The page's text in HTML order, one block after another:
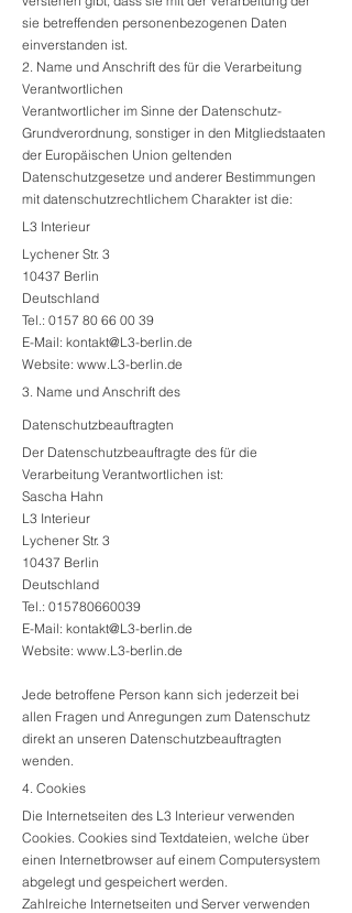
sie betreffenden personenbezogenen Daten
einverstanden ist.
2. Name und Anschrift des für die Verarbeitung
Verantwortlichen
Verantwortlicher im Sinne der Datenschutz-
Grundverordnung, sonstiger in den Mitgliedstaaten
der Europäischen Union geltenden
Datenschutzgesetze und anderer Bestimmungen
mit datenschutzrechtlichem Charakter ist die:
L3 Interieur
Lychener Str. 3
10437 Berlin
Deutschland
Tel.: 0157 80 66 00 39
E-Mail: kontakt@L3-berlin.de
Website: www.L3-berlin.de
3. Name und Anschrift des
Datenschutzbeauftragten
Der Datenschutzbeauftragte des für die
Verarbeitung Verantwortlichen ist:
Sascha Hahn
L3 Interieur
Lychener Str. 3
10437 Berlin
Deutschland
Tel.: 015780660039
E-Mail: kontakt@L3-berlin.de
Website: www.L3-berlin.de
Jede betroffene Person kann sich jederzeit bei
allen Fragen und Anregungen zum Datenschutz
direkt an unseren Datenschutzbeauftragten
wenden.
4. Cookies
Die Internetseiten des L3 Interieur verwenden
Cookies. Cookies sind Textdateien, welche über
einen Internetbrowser auf einem Computersystem
abgelegt und gespeichert werden.
Zahlreiche Internetseiten und Server verwenden